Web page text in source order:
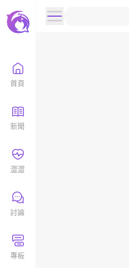
首頁
新聞
澀澀
討論
專板